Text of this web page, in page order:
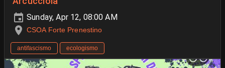
Sunday, Apr 12, 08:00 AM
CSOA Forte Prenestino
antifascismo ecologismo